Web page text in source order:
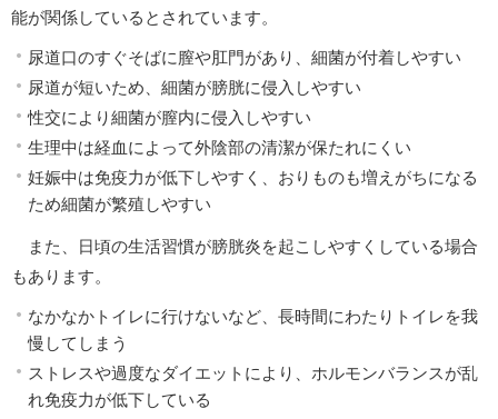
能が関係しているとされています。
尿道口のすぐそばに膣や肛門があり、細菌が付着しやすい
尿道が短いため、細菌が膀胱に侵入しやすい
性交により細菌が膣内に侵入しやすい
生理中は経血によって外陰部の清潔が保たれにくい
妊娠中は免疫力が低下しやすく、おりものも増えがちになる
ため細菌が繁殖しやすい
また、日頃の生活習慣が膀胱炎を起こしやすくしている場合
もあります。
なかなかトイレに行けないなど、長時間にわたりトイレを我
慢してしまう
ストレスや過度なダイエットにより、ホルモンバランスが乱
れ免疫力が低下している